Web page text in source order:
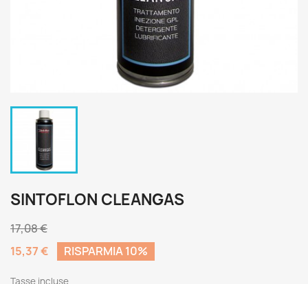
SINTOFLON CLEANGAS
17,08 €
15,37 €
RISPARMIA 10%
Tasse incluse